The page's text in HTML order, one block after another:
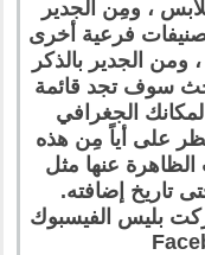
، ومِن الجدير
فرعية أخرى
ومن الجدير بالذكر
سوف تجد قائمة
الجغرافي
على أياً مِن هذه
عنها مثل
تاريخ إضافته.
بليس الفيسبوك